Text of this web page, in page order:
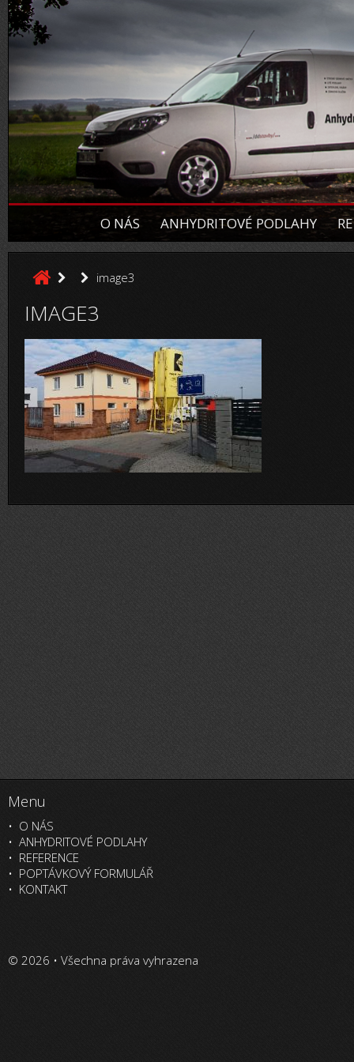
O NÁS ANHYDRITOVÉ PODLAHY
image3
IMAGE3
Menu
O NÁS
ANHYDRITOVÉ PODLAHY
REFERENCE
POPTÁVKOVÝ FORMULÁŘ
KONTAKT
© 2026 • Všechna práva vyhrazena